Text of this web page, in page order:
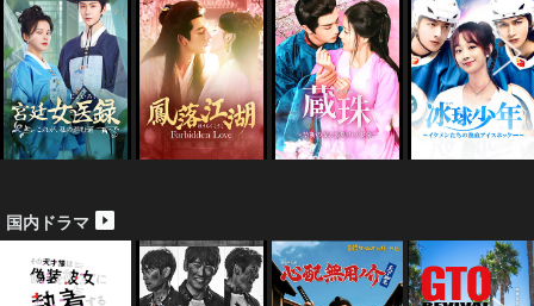
国内ドラマ